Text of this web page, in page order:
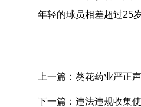
年轻的球员相差超过25
上一篇： 葵花药业严正
下一篇： 违法违规收集